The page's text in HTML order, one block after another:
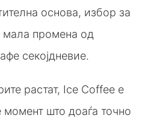
основа, избор за
мала промена од
секојдневие.
растат, Ice Coffee е
момент што доаѓа точно